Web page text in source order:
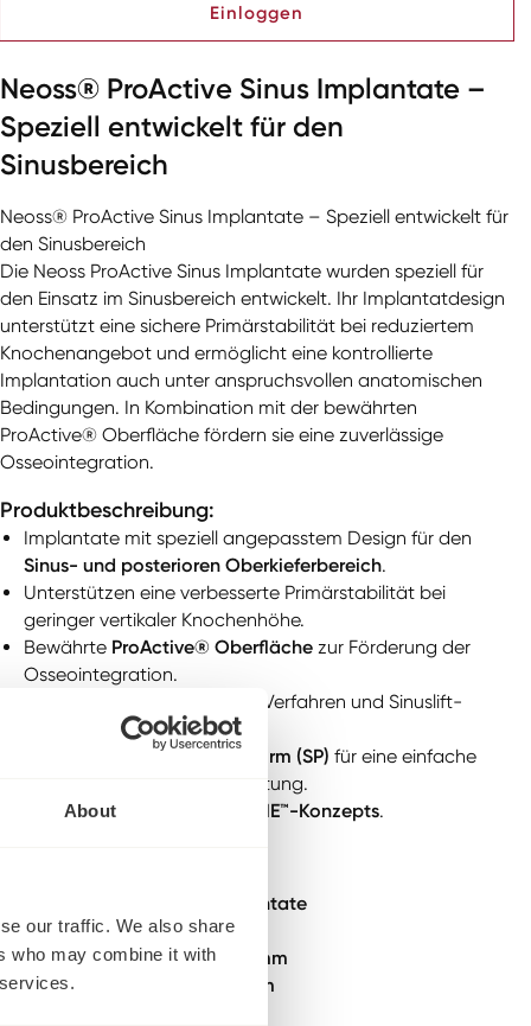
About
our traffic. We also share
who may combine it with
Einloggen
Neoss® ProActive Sinus Implantate –
Speziell entwickelt für den
Sinusbereich
Neoss® ProActive Sinus Implantate – Speziell entwickelt für
den Sinusbereich
Die Neoss ProActive Sinus Implantate wurden speziell für
den Einsatz im Sinusbereich entwickelt. Ihr Implantatdesign
unterstützt eine sichere Primärstabilität bei reduziertem
Knochenangebot und ermöglicht eine kontrollierte
Implantation auch unter anspruchsvollen anatomischen
Bedingungen. In Kombination mit der bewährten
ProActive® Oberfläche fördern sie eine zuverlässige
Osseointegration.
Produktbeschreibung:
Implantate mit speziell angepasstem Design für den
Sinus- und posterioren Oberkieferbereich.
Unterstützen eine verbesserte Primärstabilität bei
geringer vertikaler Knochenhöhe.
Bewährte ProActive® Oberflächezur Förderung der
Osseointegration.
Geeignet für augmentative Verfahren und Sinuslift-
Indikationen.
Standard Plattform (SP) für eine einfache
prothetische Weiterverarbeitung.
Teil des bewährten
NeossONE™-Konzepts.
Neoss® ProActive Sinus Implantate
Plattform: SP
Durchmesser: 6,0 mm | 6,5 mm
Längen:
7 mm | 9 mm | 11 mm